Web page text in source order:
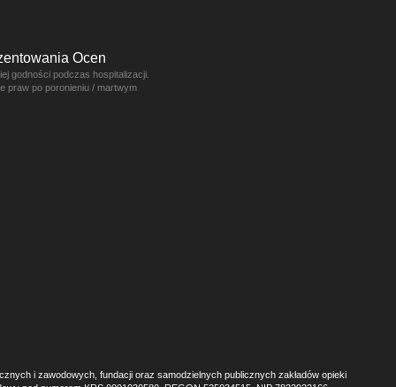
Ocen
godności podczas hospitalizacji.
praw po poronieniu / martwym
i zawodowych, fundacji oraz samodzielnych publicznych zakładów opieki